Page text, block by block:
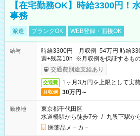
【在宅勤務OK】時給3300円！
事務
派遣 ブランクOK WEB登録・面接OK
給与
時給3300円 月収例 54万円 時給
週+残業10h ※月収例を保証するもの
交通費別途支給あり
交通費 1ヶ月3万円を上限として実
月収例 30万円～
勤務地
東京都千代田区
水道橋駅から徒歩7分 / 九段下駅か
医薬品メ－カ－